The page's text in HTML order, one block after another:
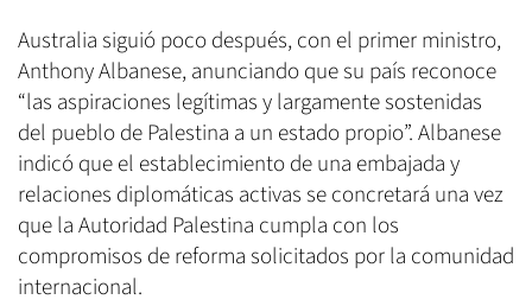
Australia siguió poco después, con el primer ministro,
Anthony Albanese, anunciando que su país reconoce
“las aspiraciones legítimas y largamente sostenidas
del pueblo de Palestina a un estado propio”. Albanese
indicó que el establecimiento de una embajada y
relaciones diplomáticas activas se concretará una vez
que la Autoridad Palestina cumpla con los
compromisos de reforma solicitados por la comunidad
internacional.